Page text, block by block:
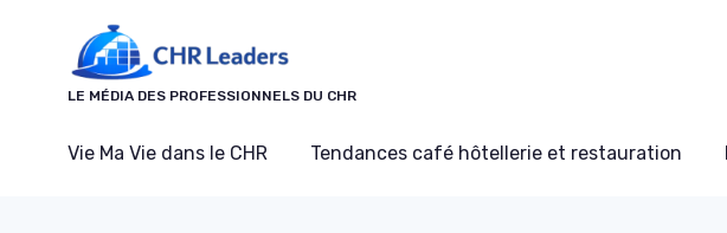
LE MÉDIA DES PROFESSIONNELS DU CHR
Vie Ma Vie dans le CHR Tendances café hôtellerie et restauration